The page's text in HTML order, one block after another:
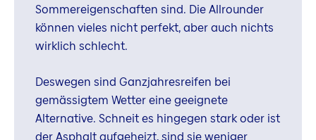
Sommereigenschaften sind. Die Allrounder
können vieles nicht perfekt, aber auch nichts
wirklich schlecht.
Deswegen sind Ganzjahresreifen bei
gemässigtem Wetter eine geeignete
Alternative. Schneit es hingegen stark oder ist